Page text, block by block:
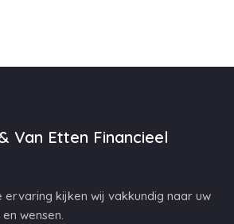
Van Etten Financieel
ervaring kijken wij vakkundig naar uw
wensen.